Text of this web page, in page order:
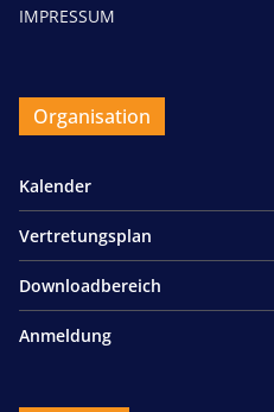
IMPRESSUM
Organisation
Kalender
Vertretungsplan
Downloadbereich
Anmeldung